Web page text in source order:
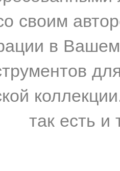
своим
в
так есть и